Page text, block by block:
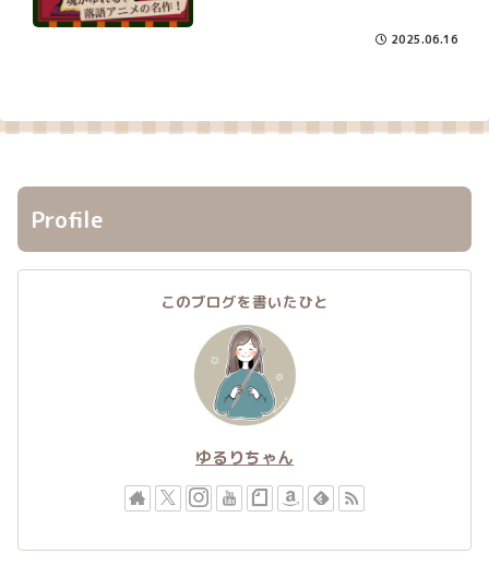
2025.06.16
Profile
このブログを書いたひと
ゆるりちゃん